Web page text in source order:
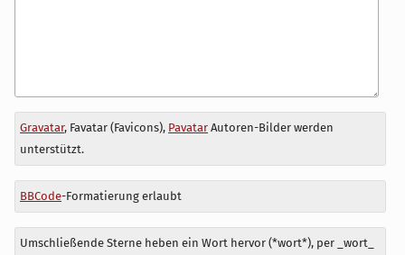
Antwort
zu
Gravatar, Favatar (Favicons), PavatarAutoren-Bilder werden
unterstützt.
BBCode-Formatierung erlaubt
Umschließende Sterne heben ein Wort hervor (*wort*), per _wort_